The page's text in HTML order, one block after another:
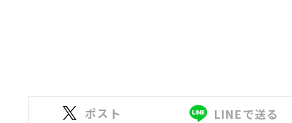
ポスト LINEで送る